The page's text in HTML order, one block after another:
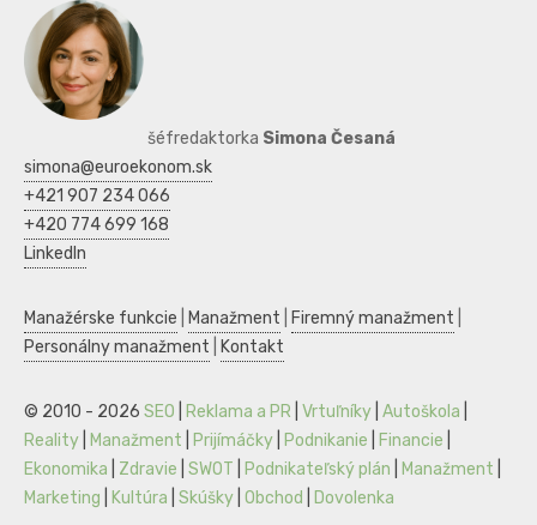
šéfredaktorka Simona Česaná
simona@euroekonom.sk
+421 907 234 066
+420 774 699 168
LinkedIn
Manažérske funkcie Manažment Firemný manažment
Personálny manažment
Kontakt
© 2010 - 2026 SEO Reklama a PR Vrtuľníky Autoškola
Reality
Manažment Prijímáčky Podnikanie Financie
Ekonomika
Zdravie SWOT Podnikateľský plán Manažment
Marketing
Kultúra Skúšky Obchod Dovolenka